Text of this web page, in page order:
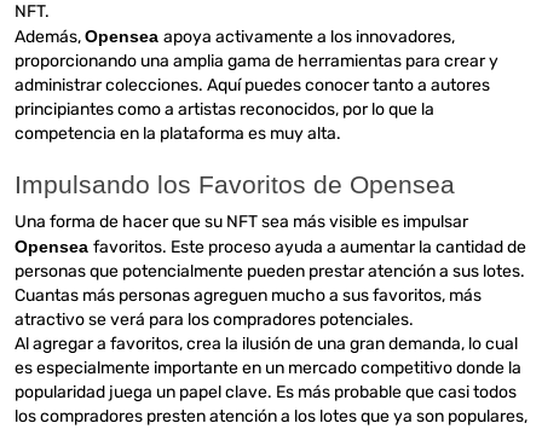
NFT.
Además,Opensea apoya activamente a los innovadores,
proporcionando una amplia gama de herramientas para crear y
administrar colecciones. Aquí puedes conocer tanto a autores
principiantes como a artistas reconocidos, por lo que la
competencia en la plataforma es muy alta.
Impulsando los Favoritos de Opensea
Una forma de hacer que su NFT sea más visible es impulsar
Opensea favoritos. Este proceso ayuda a aumentar la cantidad de
personas que potencialmente pueden prestar atención a sus lotes.
Cuantas más personas agreguen mucho a sus favoritos, más
atractivo se verá para los compradores potenciales.
Al agregar a favoritos, crea la ilusión de una gran demanda, lo cual
es especialmente importante en un mercado competitivo donde la
popularidad juega un papel clave. Es más probable que casi todos
los compradores presten atención a los lotes que ya son populares,